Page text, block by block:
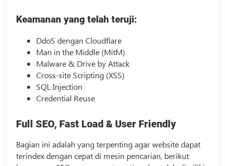
Keamanan yang telah teruji:
DdoS dengan Cloudflare
Man in the Middle (MitM)
Malware & Drive by Attack
Cross-site Scripting (XSS)
SQL Injection
Credential Reuse
Full SEO, Fast Load & User Friendly
Bagian ini adalah yang terpenting agar website dapat
terindex dengan cepat di mesin pencarian, berikut